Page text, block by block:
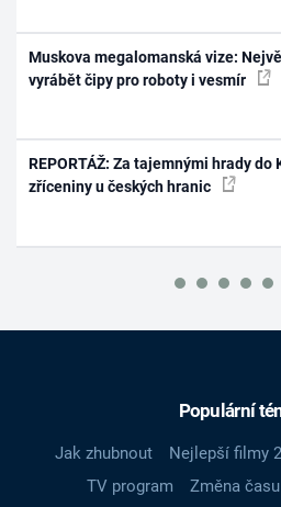
Muskova megalomanská vize:
vyrábět čipy pro roboty i vesmír
REPORTÁŽ: Za tajemnými hrady
zříceniny u českých hranic
Populární
Jak zhubnout Nejlepší filmy
TV program
Změna času